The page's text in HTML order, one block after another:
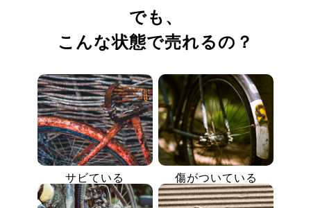
でも、
こんな状態で売れるの？
サビている 傷がついている